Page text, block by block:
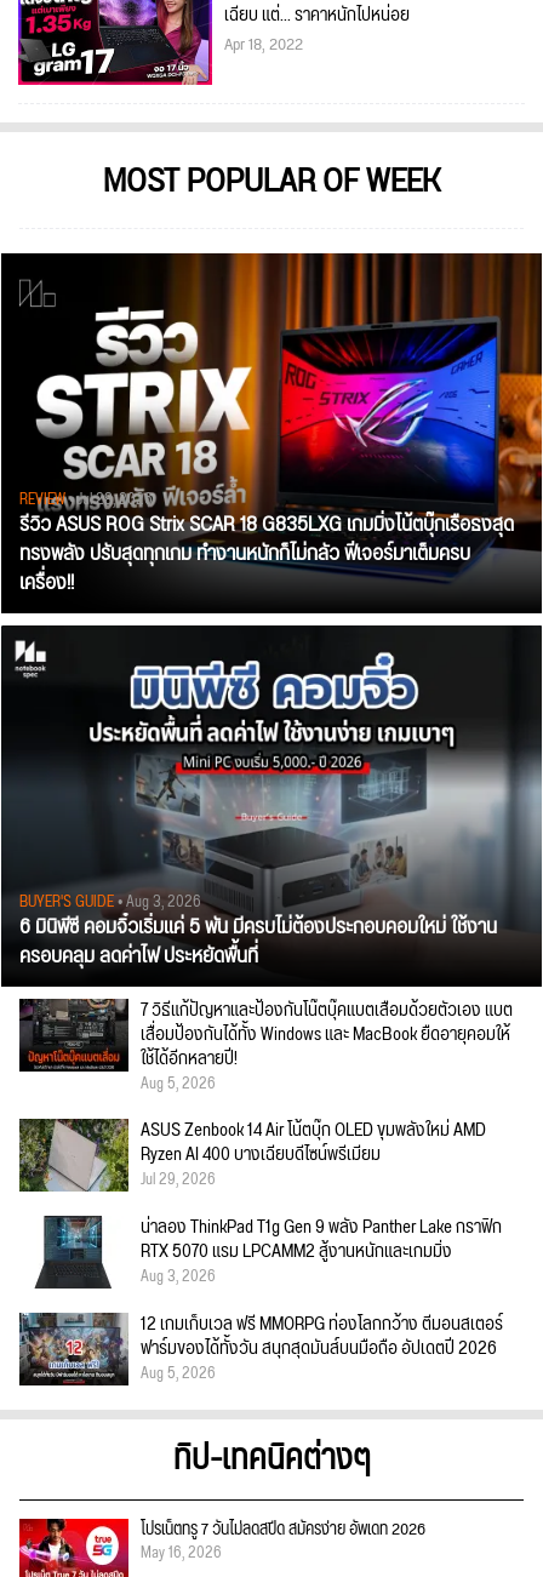
เฉียบ แต่... ราคาหนักไปหน่อย
Apr 18, 2022
MOST POPULAR OF WEEK
REVIEW• Jul 28, 2026
รีวิว ASUS ROG Strix SCAR 18 G835LXG เกมมิ่งโน้ตบุ๊กเรือธงสุด
ทรงพลัง ปรับสุดทุกเกม ทำงานหนักก็ไม่กลัว ฟีเจอร์มาเต็มครบ
เครื่อง!!
BUYER'S GUIDE• Aug 3, 2026
6 มินิพีซี คอมจิ๋วเริ่มแค่ 5 พัน มีครบไม่ต้องประกอบคอมใหม่ ใช้งาน
ครอบคลุม ลดค่าไฟ ประหยัดพื้นที่
7 วิธีแก้ปัญหาและป้องกันโน๊ตบุ๊คแบตเสื่อมด้วยตัวเอง แบต
เสื่อมป้องกันได้ทั้ง Windows และ MacBook ยืดอายุคอมให้
ใช้ได้อีกหลายปี!
Aug 5, 2026
ASUS Zenbook 14 Air โน้ตบุ๊ก OLED ขุมพลังใหม่ AMD
Ryzen AI 400 บางเฉียบดีไซน์พรีเมียม
Jul 29, 2026
น่าลอง ThinkPad T1g Gen 9 พลัง Panther Lake กราฟิก
RTX 5070 แรม LPCAMM2 สู้งานหนักและเกมมิ่ง
Aug 3, 2026
12 เกมเก็บเวล ฟรี MMORPG ท่องโลกกว้าง ตีมอนสเตอร์
ฟาร์มของได้ทั้งวัน สนุกสุดมันส์บนมือถือ อัปเดตปี 2026
Aug 5, 2026
ทิป-เทคนิคต่างๆ
โปรเน็ตทรู 7 วันไม่ลดสปีด สมัครง่าย อัพเดท 2026
May 16, 2026